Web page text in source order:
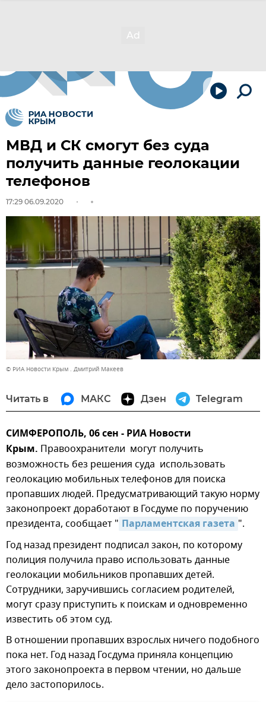
МВД и СК смогут без суда
получить данные геолокации
телефонов
17:29 06.09.2020
© РИА Новости Крым . Дмитрий Макеев
Читать в МАКС Дзен Telegram
СИМФЕРОПОЛЬ, 06 сен - РИА Новости
Крым. Правоохранители могут получить
возможность без решения суда использовать
геолокацию мобильных телефонов для поиска
пропавших людей. Предусматривающий такую норму
законопроект доработают в Госдуме по поручению
президента, сообщает " Парламентская газета ".
Год назад президент подписал закон, по которому
полиция получила право использовать данные
геолокации мобильников пропавших детей.
Сотрудники, заручившись согласием родителей,
могут сразу приступить к поискам и одновременно
известить об этом суд.
В отношении пропавших взрослых ничего подобного
пока нет. Год назад Госдума приняла концепцию
этого законопроекта в первом чтении, но дальше
дело застопорилось.